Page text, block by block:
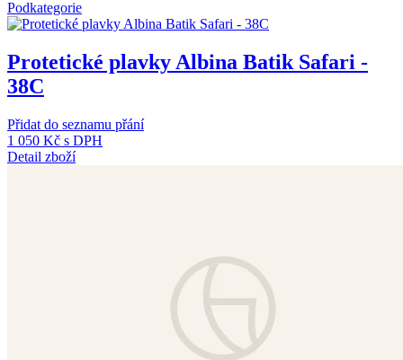
Podkategorie
Protetické plavky Albina Batik Safari -
38C
Přidat do seznamu přání
1 050 Kč s DPH
Detail zboží